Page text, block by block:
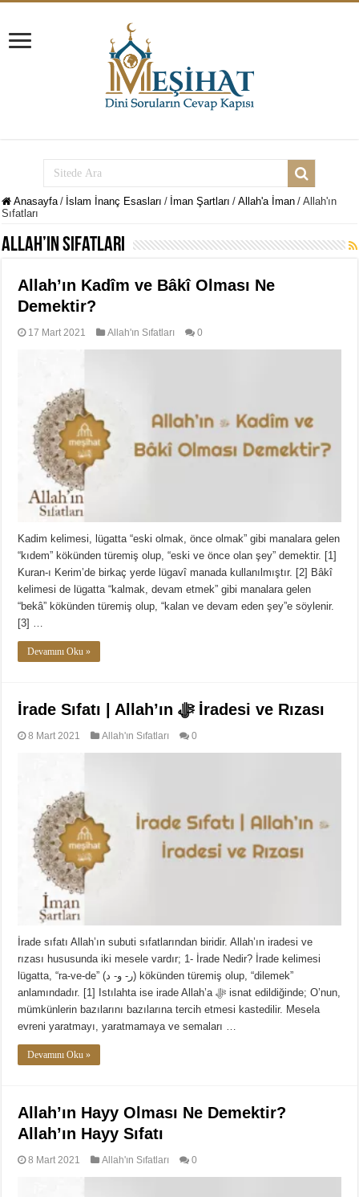
Anasayfa / İslam İnanç Esasları / İman Şartları / Allah'a İman / Allah'ın
Sıfatları
Allah’ın Sıfatları
Allah’ın Kadîm ve Bâkî Olması Ne
Demektir?
17 Mart 2021 Allah'ın Sıfatları 0
Kadim kelimesi, lügatta “eski olmak, önce olmak” gibi manalara gelen
“kıdem” kökünden türemiş olup, “eski ve önce olan şey” demektir. [1]
Kuran-ı Kerim’de birkaç yerde lügavî manada kullanılmıştır. [2] Bâkî
kelimesi de lügatta “kalmak, devam etmek” gibi manalara gelen
“bekâ” kökünden türemiş olup, “kalan ve devam eden şey”e söylenir.
[3] …
Devamını Oku »
İrade Sıfatı | Allah’ın ﷻ İradesi ve Rızası
8 Mart 2021 Allah'ın Sıfatları 0
İrade sıfatı Allah’ın subuti sıfatlarından biridir. Allah’ın iradesi ve
rızası hususunda iki mesele vardır; 1- İrade Nedir? İrade kelimesi
lügatta, “ra-ve-de” (ر- و- د) kökünden türemiş olup, “dilemek”
anlamındadır. [1] Istılahta ise irade Allah’a ﷻ isnat edildiğinde; O’nun,
mümkünlerin bazılarını bazılarına tercih etmesi kastedilir. Mesela
evreni yaratmayı, yaratmamaya ve semaları …
Devamını Oku »
Allah’ın Hayy Olması Ne Demektir?
Allah’ın Hayy Sıfatı
8 Mart 2021 Allah'ın Sıfatları 0